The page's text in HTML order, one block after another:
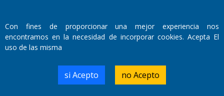
Director Periodístico:
Walter René Goñi
Domicilio Legal: José Ingenieros 855,
Santa Rosa, La Pampa.
Número de Registro DNDA:
Con fines de proporcionar una mejor experiencia nos
encontramos en la necesidad de incorporar cookies. Acepta El
uso de las misma
si Acepto no Acepto